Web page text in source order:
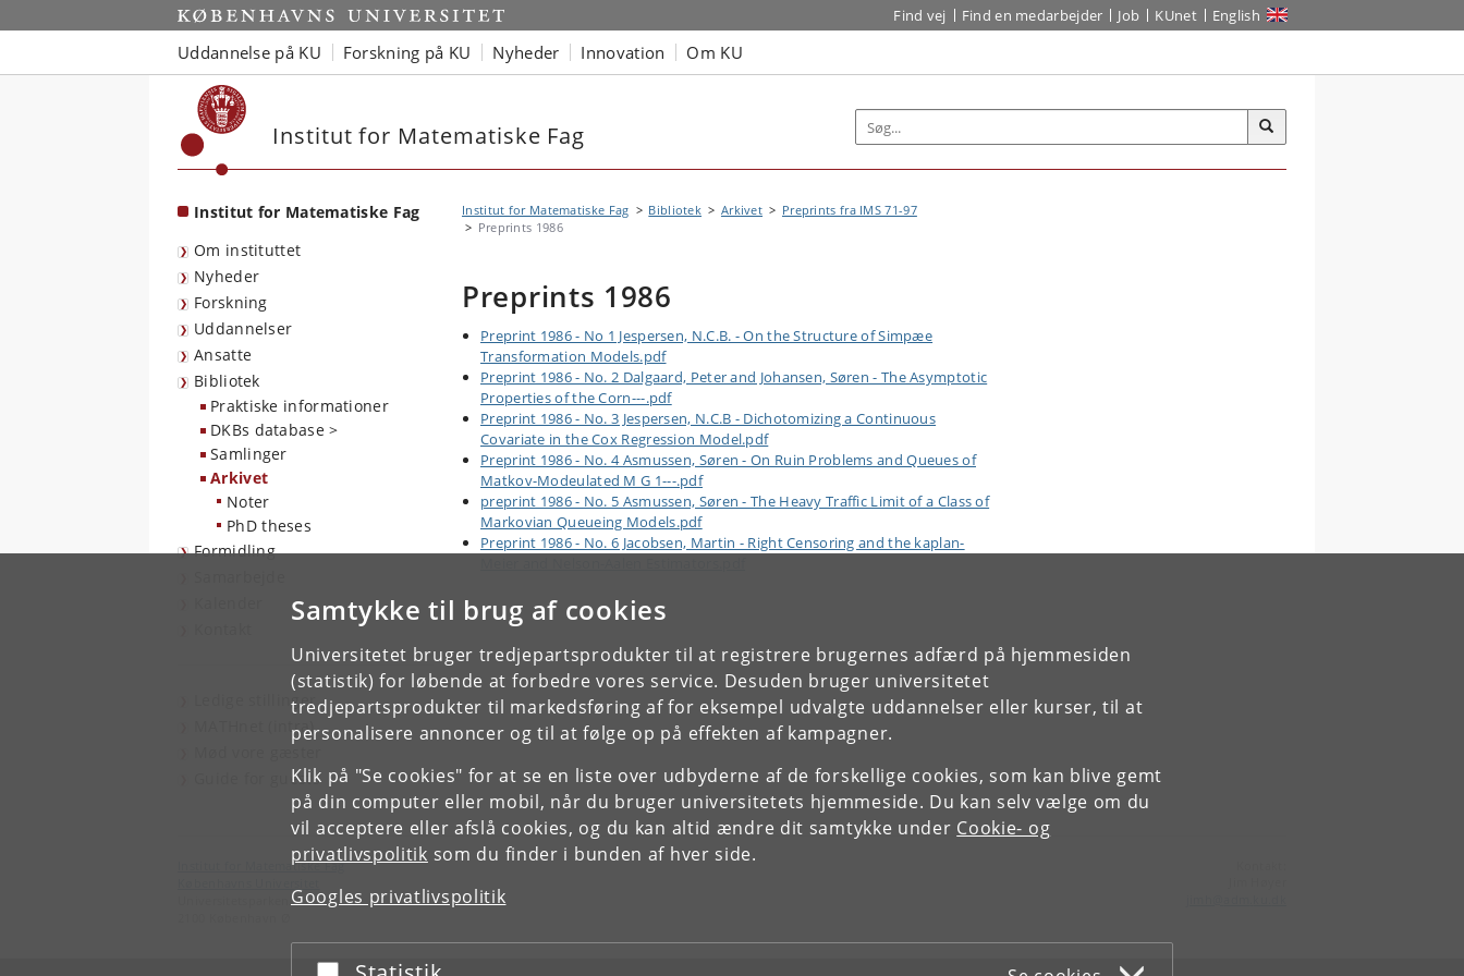
Samtykke til brug af cookies
Universitetet bruger tredjepartsprodukter til at registrere brugernes adfærd på hjemmesiden
(statistik) for løbende at forbedre vores service. Desuden bruger universitetet
tredjepartsprodukter til markedsføring af for eksempel udvalgte uddannelser eller kurser, til at
personalisere annoncer og til at følge op på effekten af kampagner.
Klik på "Se cookies" for at se en liste over udbyderne af de forskellige cookies, som kan blive gemt
på din computer eller mobil, når du bruger universitetets hjemmeside. Du kan selv vælge om du
vil acceptere eller afslå cookies, og du kan altid ændre dit samtykke under Cookie- og
privatlivspolitik som du finder i bunden af hver side.
Googles privatlivspolitik
Acceptér eller afslå
Start Find vej Find en medarbejder Job KUnet English
Uddannelse på KU Forskning på KU Nyheder Innovation Om KU
Institut for Matematiske Fag
Institut for Matematiske Fag
Om instituttet
Nyheder
Forskning
Uddannelser
Ansatte
Bibliotek
Praktiske informationer
DKBs database >
Samlinger
Arkivet
Noter
PhD theses
Formidling
Ledige stillinger
MATHnet (intra)
Guide for guests
Institut for Matematiske Fag Bibliotek Arkivet
Preprints fra IMS 71-97
Preprints 1986
Preprints 1986
Preprint 1986 - No 1 Jespersen, N.C.B. - On the Structure of Simpæe
Transformation Models.pdf
Preprint 1986 - No. 2 Dalgaard, Peter and Johansen, Søren - The Asymptotic
Properties of the Corn---.pdf
Preprint 1986 - No. 3 Jespersen, N.C.B - Dichotomizing a Continuous
Covariate in the Cox Regression Model.pdf
Preprint 1986 - No. 4 Asmussen, Søren - On Ruin Problems and Queues of
Matkov-Modeulated M G 1---.pdf
preprint 1986 - No. 5 Asmussen, Søren - The Heavy Traffic Limit of a Class of
Markovian Queueing Models.pdf
Preprint 1986 - No. 6 Jacobsen, Martin - Right Censoring and the kaplan-
Institut for Matematiske Fag
Universitetsparken 5